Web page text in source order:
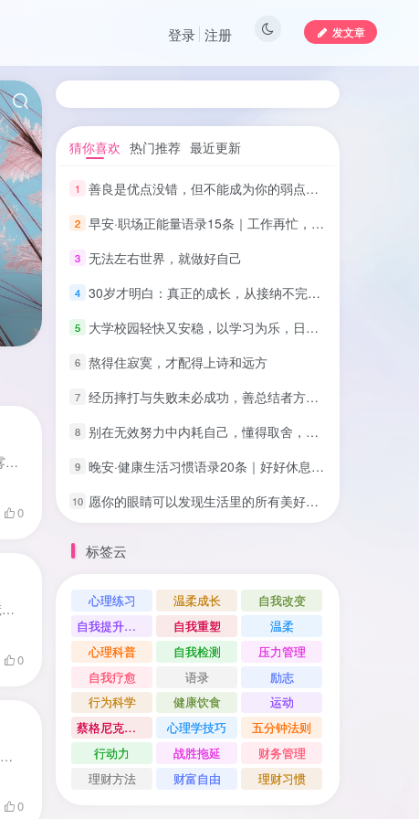
发文章
登录 注册
你是不是有过这样的时刻？明明没有发生什么大事，但就是觉得心情很低落。说不上来哪里不对，但整个人像被一层灰蒙蒙的雾笼罩着——不想说话，不想动，刷手机也觉得没意思，躺着也觉得累。你想让...
0
你是不是也有这样的经历？闹钟响了——按掉。 又响了——再按掉。 第五次响起时，猛然惊醒，一看时间已经晚了30分钟。慌乱中爬起来，洗漱敷衍了事，早餐来不及吃，出门时狼狈不堪。到了公司，一...
0
自律更自由：5个简单方法，让你拥有健康生活。无需专业术语，一看就懂一做就会。帮你通过自律改变生活习惯，身体更健康，心情更愉悦。为什么自律能让你更自由？🤔很多人认为：自律就是不自由自...
0
猜你喜欢 热门推荐 最近更新
1 善良是优点没错，但不能成为你的弱点：别让温柔错付，坚守原则
2 早安·职场正能量语录15条｜工作再忙，也要保持热爱
3 无法左右世界，就做好自己
4 30岁才明白：真正的成长，从接纳不完美开始
5 大学校园轻快又安稳，以学习为乐，日子平淡却满是欢喜
6 熬得住寂寞，才配得上诗和远方
7 经历摔打与失败未必成功，善总结者方能登上成功阶梯
8 别在无效努力中内耗自己，懂得取舍，专注才能出众
9 晚安·健康生活习惯语录20条｜好好休息，是对身体最好的爱💤
10 愿你的眼睛可以发现生活里的所有美好，希望你的生活充满希望
标签云
心理练习 温柔成长
自我改变
自我提升方法
自我重塑
温柔
心理科普
自我检测
压力管理
自我疗愈
语录
励志
行为科学
健康饮食
运动
蔡格尼克效应
心理学技巧
五分钟法则
行动力
战胜拖延
财务管理
理财方法
财富自由 理财习惯